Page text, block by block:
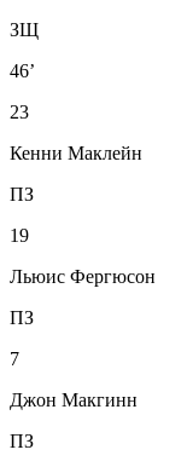
ЗЩ
46’
23
Кенни Маклейн
ПЗ
19
Льюис Фергюсон
ПЗ
7
Джон Макгинн
ПЗ